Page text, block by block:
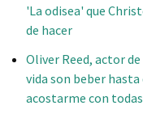
'La odisea' que
de hacer
Oliver Reed, actor
vida son beber
acostarme con